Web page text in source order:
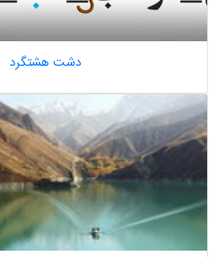
دشت هشتگرد